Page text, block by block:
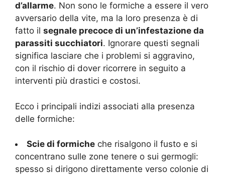
d’allarme. Non sono le formiche a essere il vero
avversario della vite, ma la loro presenza è di
fatto il segnale precoce di un’infestazione da
parassiti succhiatori. Ignorare questi segnali
significa lasciare che i problemi si aggravino,
con il rischio di dover ricorrere in seguito a
interventi più drastici e costosi.
Ecco i principali indizi associati alla presenza
delle formiche:
Scie di formiche che risalgono il fusto e si
concentrano sulle zone tenere o sui germogli:
spesso si dirigono direttamente verso colonie di